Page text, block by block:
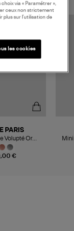
€
PARIS
Volupté Or
à l'unité)
via « Paramétrer »,
ceux non strictement
plus sur l’utilisation de
les cookies